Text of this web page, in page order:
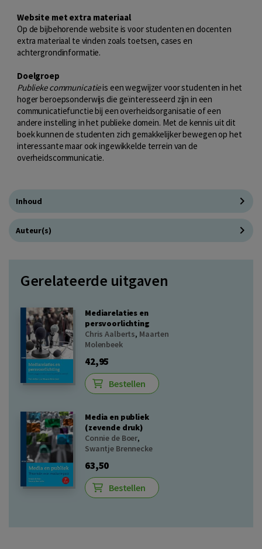
Website met extra materiaal
Op de bijbehorende website is voor studenten en docenten
extra materiaal te vinden zoals toetsen, cases en
achtergrondinformatie.
Doelgroep
Publieke communicatieis een wegwijzer voor studenten in het
hoger beroepsonderwijs die geïnteresseerd zijn in een
communicatiefunctie bij een overheidsorganisatie of een
andere instelling in het publieke domein. Met de kennis uit dit
boek kunnen de studenten zich gemakkelijker bewegen op het
interessante maar ook ingewikkelde terrein van de
overheidscommunicatie.
Inhoud
Auteur(s)
Gerelateerde uitgaven
Mediarelaties en
persvoorlichting
Chris Aalberts, Maarten
Molenbeek
42,95
Bestellen
Media en publiek
(zevende druk)
Connie de Boer,
Swantje Brennecke
63,50
Bestellen